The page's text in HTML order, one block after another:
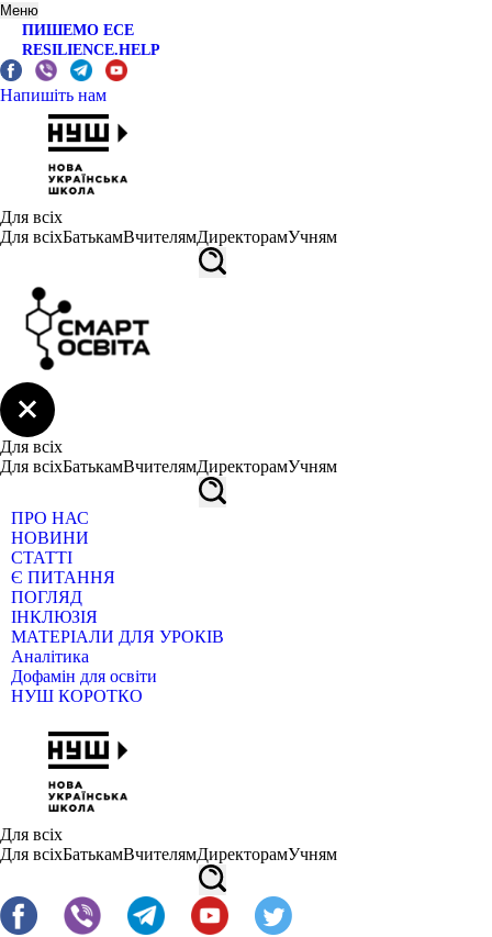
Меню
ПИШЕМО ЕСЕ
RESILIENCE.HELP
Напишіть нам
Для всіх
Для всіхБатькамВчителямДиректорамУчням
Для всіх
Для всіхБатькамВчителямДиректорамУчням
ПРО НАС
НОВИНИ
СТАТТІ
Є ПИТАННЯ
ПОГЛЯД
ІНКЛЮЗІЯ
МАТЕРІАЛИ ДЛЯ УРОКІВ
Аналітика
Дофамін для освіти
НУШ КОРОТКО
Для всіх
Для всіхБатькамВчителямДиректорамУчням